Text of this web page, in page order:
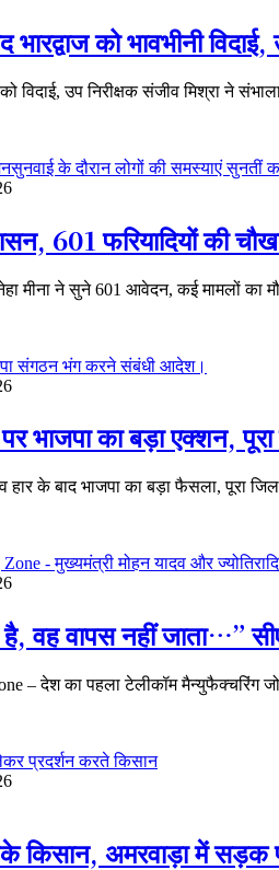
भारद्वाज को भावभीनी
को विदाई, उप निरीक्षक संजीव मिश्रा ने
601 फरियादियों की
मीना ने सुने 601 आवेदन, कई मामलों का
पर भाजपा का बड़ा एक्शन,
हार के बाद भाजपा का बड़ा फैसला, पूरा
वह वापस नहीं जाता…”
– देश का पहला टेलीकॉम मैन्युफैक्चरिंग
किसान, अमरवाड़ा में सड़क